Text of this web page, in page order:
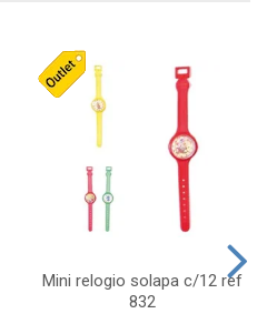
Mini relogio solapa c/12 ref
832